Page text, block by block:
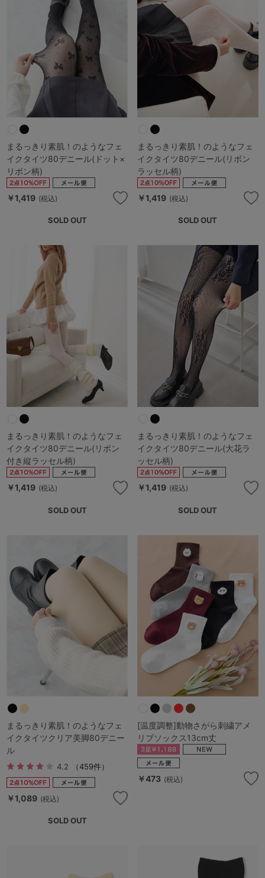
まるっきり素肌！のようなフェ
イクタイツ80デニール(ドット×
リボン柄)
￥1,419 (税込)
SOLD OUT
まるっきり素肌！のようなフェ
イクタイツ80デニール(リボン
ラッセル柄)
￥1,419 (税込)
SOLD OUT
まるっきり素肌！のようなフェ
イクタイツ80デニール(リボン
付き縦ラッセル柄)
￥1,419 (税込)
SOLD OUT
まるっきり素肌！のようなフェ
イクタイツ80デニール(大花ラ
ッセル柄)
￥1,419 (税込)
SOLD OUT
まるっきり素肌！のようなフェ
イクタイツクリア美脚80デニー
ル
4.2 （459件）
￥1,089 (税込)
SOLD OUT
[温度調整]動物さがら刺繍アメ
リブソックス13cm丈
￥473 (税込)